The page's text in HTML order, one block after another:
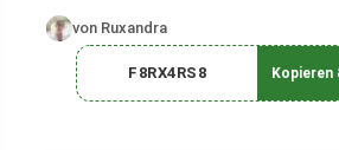
von Ruxandra
F8RX4RS8 Kopieren